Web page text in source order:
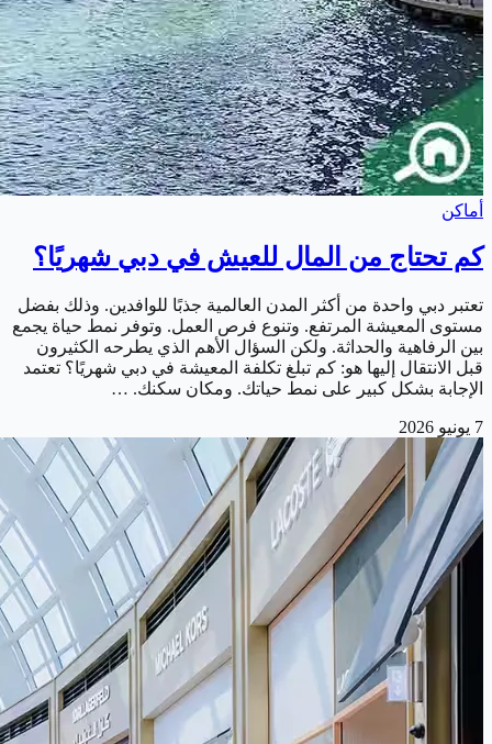
أماكن
كم تحتاج من المال للعيش في دبي شهريًا؟
تعتبر دبي واحدة من أكثر المدن العالمية جذبًا للوافدين. وذلك بفضل
مستوى المعيشة المرتفع. وتنوع فرص العمل. وتوفر نمط حياة يجمع
بين الرفاهية والحداثة. ولكن السؤال الأهم الذي يطرحه الكثيرون
قبل الانتقال إليها هو: كم تبلغ تكلفة المعيشة في دبي شهريًا؟ تعتمد
الإجابة بشكل كبير على نمط حياتك. ومكان سكنك. …
7 يونيو 2026